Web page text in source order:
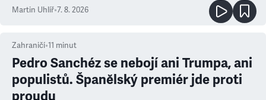
Martin Uhlíř•7. 8. 2026
Zahraničí•11 minut
Pedro Sanchéz se nebojí ani Trumpa, ani
populistů. Španělský premiér jde proti
proudu